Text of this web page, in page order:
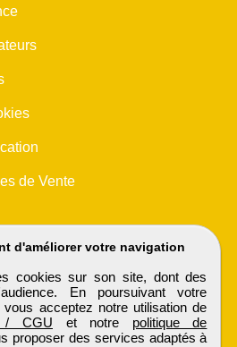
d'améliorer votre navigation
cookies sur son site, dont des
En poursuivant votre
acceptez notre utilisation de
/ CGU et notre politique de
proposer des services adaptés à
de Vente